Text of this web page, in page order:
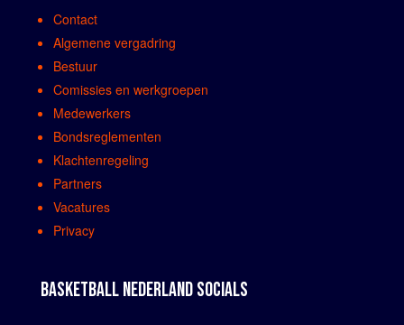
Contact
Algemene vergadring
Bestuur
Comissies en werkgroepen
Medewerkers
Bondsreglementen
Klachtenregeling
Partners
Vacatures
Privacy
BASKETBALL NEDERLAND SOCIALS